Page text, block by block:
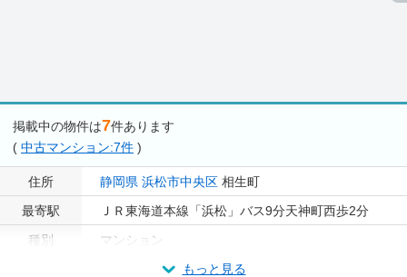
掲載中の物件は7件あります
( 中古マンション:7件 )
住所 静岡県 浜松市中央区 相生町
最寄駅
ＪＲ東海道本線「浜松」バス9分天神町西歩2分
種別
マンション
もっと見る